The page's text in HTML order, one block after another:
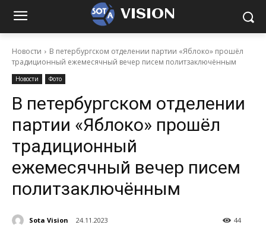
VISION
Новости
В петербургском отделении партии «Яблоко» прошёл
традиционный ежемесячный вечер писем политзаключённым
Новости Фото
В петербургском отделении
партии «Яблоко» прошёл
традиционный
ежемесячный вечер писем
политзаключённым
Sota Vision 24.11.2023 44